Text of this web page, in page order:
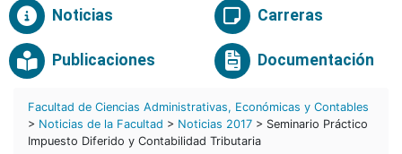
Noticias Carreras
Publicaciones Documentación
Facultad de Ciencias Administrativas, Económicas y Contables
> Noticias de la Facultad > Noticias 2017 > Seminario Práctico
Impuesto Diferido y Contabilidad Tributaria